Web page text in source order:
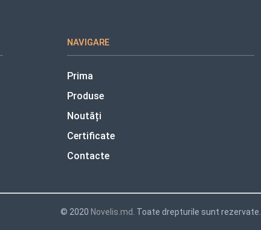
NAVIGARE
Prima
Produse
Noutăți
Certificate
Contacte
© 2020 Novelis.md. Toate drepturile sunt rezervate.